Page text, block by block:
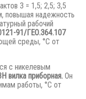
3 = 1,5; 2,5; 3,5
повышая надежность
рабочий
91/ГЕО.364.107
среды, °С от
с никелевым
приборная. Он
работы, °С от